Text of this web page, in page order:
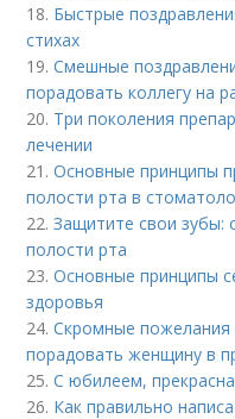
18. Быстрые
стихах
19.Смешные
порадовать коллегу на
20. Три поколения
лечении
21.Основные принципы
полости рта в
22.Защитите свои зубы:
полости рта
23.Основные принципы
здоровья
24.Скромные пожелания
порадовать женщину в
25.С юбилеем,
26. Как правильно